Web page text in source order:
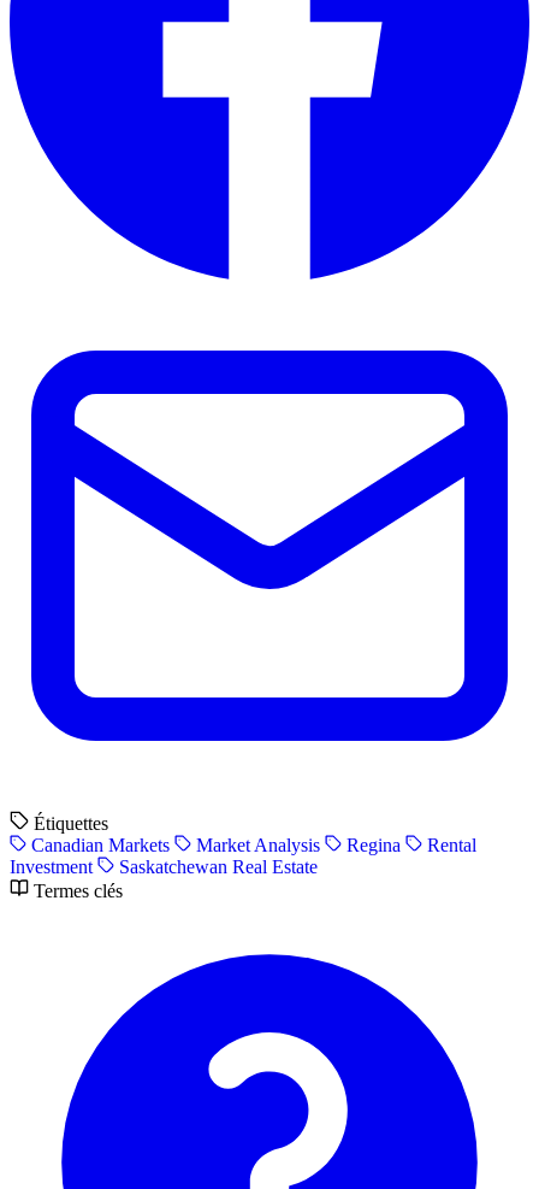
Étiquettes
Canadian Markets
Market Analysis Regina
Rental
Investment
Saskatchewan Real Estate
Termes clés